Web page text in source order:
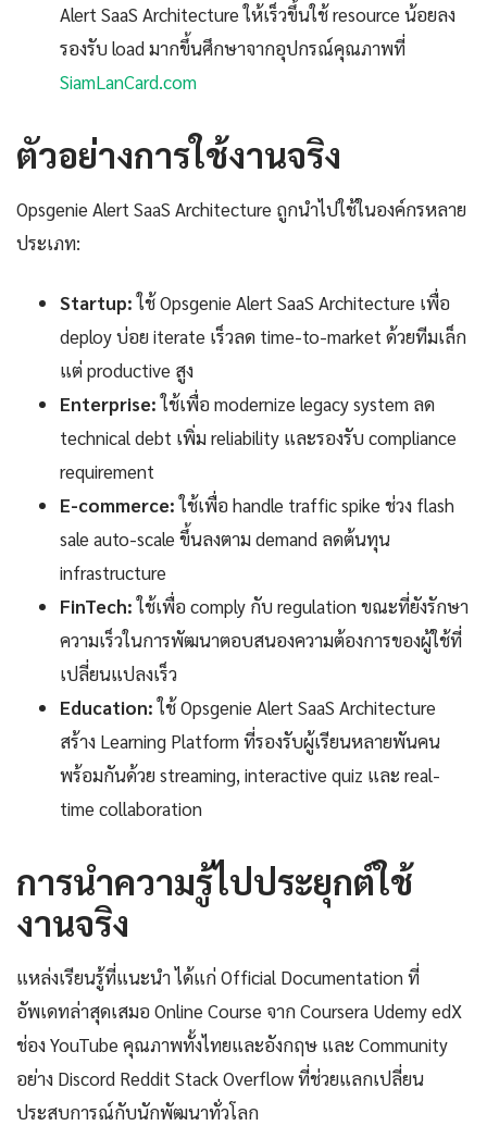
Alert SaaS Architecture ให้เร็วขึ้นใช้ resource น้อยลง
รองรับ load มากขึ้นศึกษาจากอุปกรณ์คุณภาพที่
SiamLanCard.com
ตัวอย่างการใช้งานจริง
Opsgenie Alert SaaS Architecture ถูกนำไปใช้ในองค์กรหลาย
ประเภท:
Startup:ใช้ Opsgenie Alert SaaS Architecture เพื่อ
deploy บ่อย iterate เร็วลด time-to-market ด้วยทีมเล็ก
แต่ productive สูง
Enterprise:ใช้เพื่อ modernize legacy system ลด
technical debt เพิ่ม reliability และรองรับ compliance
requirement
E-commerce:ใช้เพื่อ handle traffic spike ช่วง flash
sale auto-scale ขึ้นลงตาม demand ลดต้นทุน
infrastructure
FinTech:ใช้เพื่อ comply กับ regulation ขณะที่ยังรักษา
ความเร็วในการพัฒนาตอบสนองความต้องการของผู้ใช้ที่
เปลี่ยนแปลงเร็ว
Education:ใช้ Opsgenie Alert SaaS Architecture
สร้าง Learning Platform ที่รองรับผู้เรียนหลายพันคน
พร้อมกันด้วย streaming, interactive quiz และ real-
time collaboration
การนำความรู้ไปประยุกต์ใช้
งานจริง
แหล่งเรียนรู้ที่แนะนำ ได้แก่ Official Documentation ที่
อัพเดทล่าสุดเสมอ Online Course จาก Coursera Udemy edX
ช่อง YouTube คุณภาพทั้งไทยและอังกฤษ และ Community
อย่าง Discord Reddit Stack Overflow ที่ช่วยแลกเปลี่ยน
ประสบการณ์กับนักพัฒนาทั่วโลก